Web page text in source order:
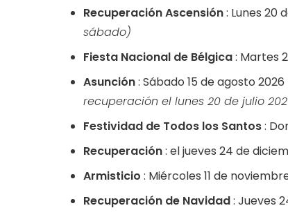
Recuperación Ascensión: Lunes 20
sábado)
Fiesta Nacional de Bélgica: Martes
Asunción: Sábado 15 de agosto
recuperación el lunes 20 de julio
Festividad de Todos los Santos:
Recuperación: el jueves 24 de
Armisticio : Miércoles 11 de
Recuperación de Navidad: Jueves